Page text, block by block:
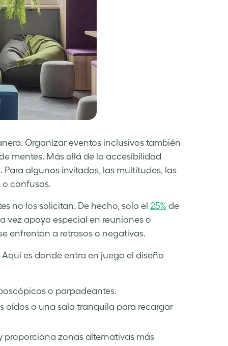
Organizar eventos inclusivos también
mentes. Más allá de la accesibilidad
algunos invitados, las multitudes, las
confusos.
no los solicitan. De hecho, solo el 25% de
apoyo especial en reuniones o
enfrentan a retrasos o negativas.
es donde entra en juego el diseño
o parpadeantes.
oídos o una sala tranquila para recargar
proporciona zonas alternativas más